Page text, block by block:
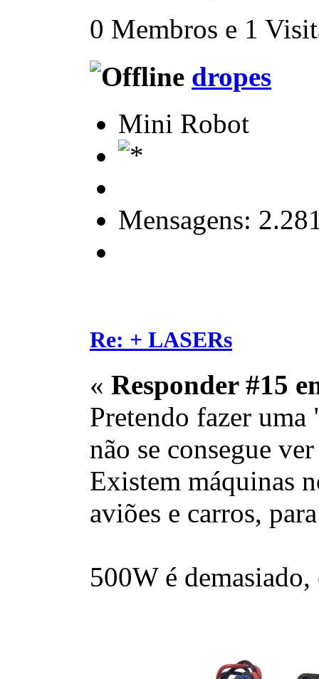
0 Membros e 1
dropes
Mini Robot
Mensagens:
Re: + LASERs
« Responder #15
Pretendo fazer
não se consegue
Existem máquinas
aviões e carros,
500W é